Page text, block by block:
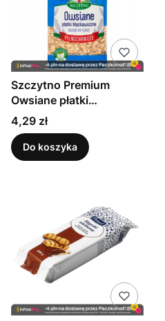
Szczytno Premium
Owsiane płatki
błyskawiczne 400 g
Cena
4,29 zł
Do koszyka